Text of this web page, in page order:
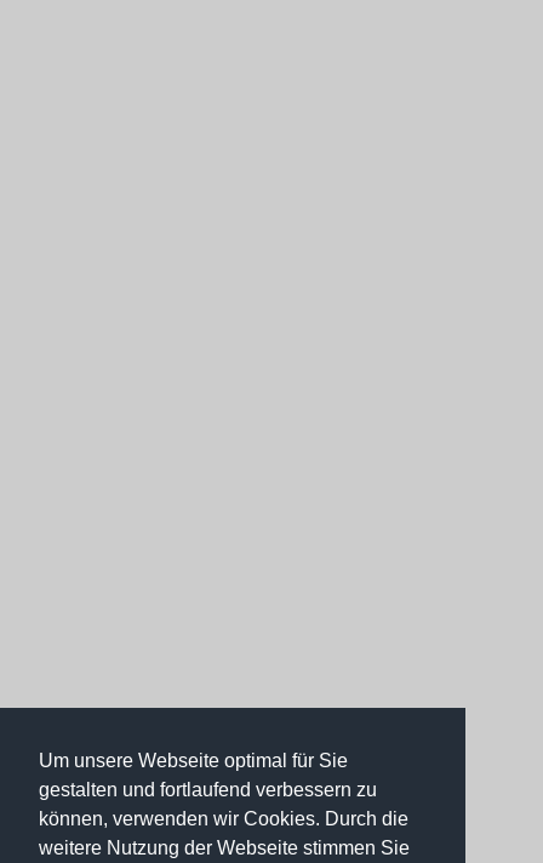
Um unsere Webseite optimal für Sie
gestalten und fortlaufend verbessern zu
können, verwenden wir Cookies. Durch die
weitere Nutzung der Webseite stimmen Sie